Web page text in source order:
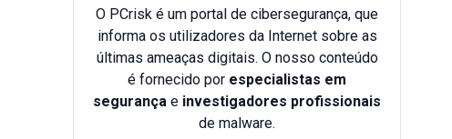
O PCrisk é um portal de cibersegurança, que
informa os utilizadores da Internet sobre as
últimas ameaças digitais. O nosso conteúdo
é fornecido por especialistas em
segurança e investigadores profissionais
de malware.